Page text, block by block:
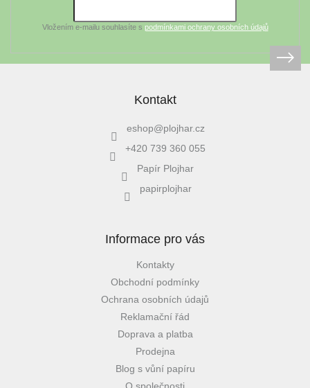
Vložením e-mailu souhlasíte s podmínkami ochrany osobních údajů
Kontakt
eshop@plojhar.cz
+420 739 360 055
Papír Plojhar
papirplojhar
Informace pro vás
Kontakty
Obchodní podmínky
Ochrana osobních údajů
Reklamační řád
Doprava a platba
Prodejna
Blog s vůní papíru